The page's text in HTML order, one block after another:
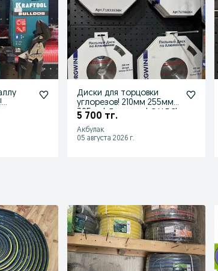
до
Диски для торцовки
углорезов! 210мм 255мм
305мм! Доставка! С НДС!
5 700 тг.
Акбулак
05 августа 2026 г.